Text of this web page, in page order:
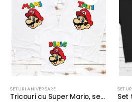
SETURI ANIVERSARE
Tricouri cu Super Mario, set culoare albă, rezistent la spălări, bumbac 100%, Regular Fit, model 1